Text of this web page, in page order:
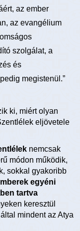
az ember
az evangélium
szolgálat, a
és
megistenül.”
ki, miért olyan
eljövetele
nemcsak
módon működik,
sokkal gyakoribb
egyéni
tartva
keresztül
mindent az Atya